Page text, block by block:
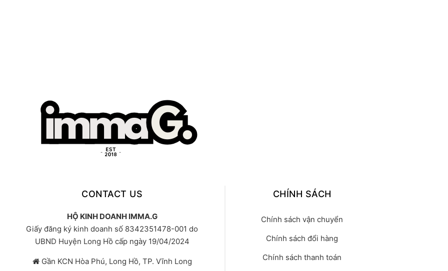
CONTACT US
HỘ KINH DOANH IMMA.G
Giấy đăng ký kinh doanh số 8342351478-001 do
UBND Huyện Long Hồ cấp ngày 19/04/2024
Gần KCN Hòa Phú, Long Hồ, TP. Vĩnh Long
CHÍNH SÁCH
Chính sách vận chuyển
Chính sách đổi hàng
Chính sách thanh toán